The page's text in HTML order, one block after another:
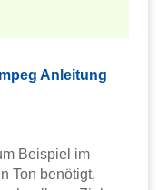
Anleitung
Beispiel im
Ton benötigt,